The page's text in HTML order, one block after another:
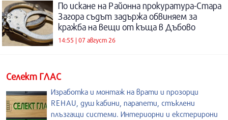
По искане на Районна прокуратура-Стара
Загора съдът задържа обвиняем за
кражба на вещи от къща в Дъбово
14:55 | 07 август 26
Селект ГЛАС
Изработка и монтаж на врати и прозорци
REHAU, душ кабини, парапети, стъклени
плъзгащи системи. Интериорни и екстерирони